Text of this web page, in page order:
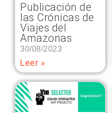
Publicación de
las Crónicas de
Viajes del
Amazonas
30/08/2023
Leer »